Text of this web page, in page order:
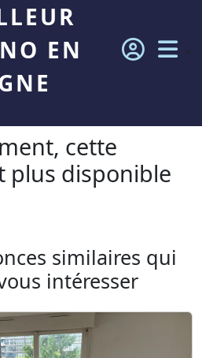
EN
cette
plus disponible
similaires qui
intéresser